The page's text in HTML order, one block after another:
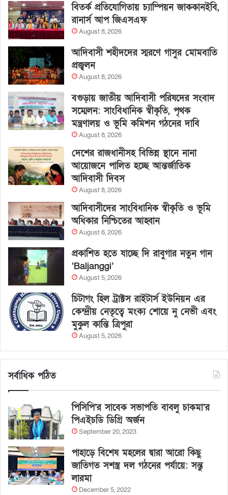
বিতর্ক প্রতিযোগিতায় চ্যাম্পিয়ন জাককানইবি,
রানার্স আপ জিএসএফ
August 8, 2026
আদিবাসী শহীদদের স্মরণে গাসুর মোমবাতি
প্রজ্বলন
August 8, 2026
বগুড়ায় জাতীয় আদিবাসী পরিষদের সংবাদ
সম্মেলন: সাংবিধানিক স্বীকৃতি, পৃথক
মন্ত্রণালয় ও ভূমি কমিশন গঠনের দাবি
August 8, 2026
দেশের রাজধানীসহ বিভিন্ন স্থানে নানা
আয়োজনে পালিত হচ্ছে আন্তর্জাতিক
আদিবাসী দিবস
August 8, 2026
আদিবাসীদের সাংবিধানিক স্বীকৃতি ও ভূমি
অধিকার নিশ্চিতের আহ্বান
August 6, 2026
প্রকাশিত হতে যাচ্ছে দি রাবুগার নতুন গান
‘Baljanggi’
August 5, 2026
চিটাগং হিল ট্রাক্টস রাইটার্স ইউনিয়ন এর
কেন্দ্রীয় নেতৃত্বে মংক্য শোয়ে নু নেভী এবং
মুকুল কান্তি ত্রিপুরা
August 5, 2026
সর্বাধিক পঠিত
পিসিপি’র সাবেক সভাপতি বাবলু চাকমা’র
পিএইচডি ডিগ্রি অর্জন
September 20, 2023
পাহাড়ে বিশেষ মহলের দ্বারা আরো কিছু
জাতিগত সশস্ত্র দল গঠনের পর্যায়ে: সন্তু
লারমা
December 5, 2022